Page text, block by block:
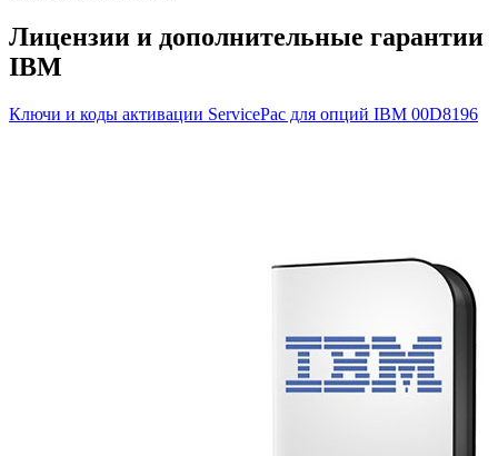
Лицензии и дополнительные гарантии
IBM
Ключи и коды активации ServicePac для опций IBM 00D8196